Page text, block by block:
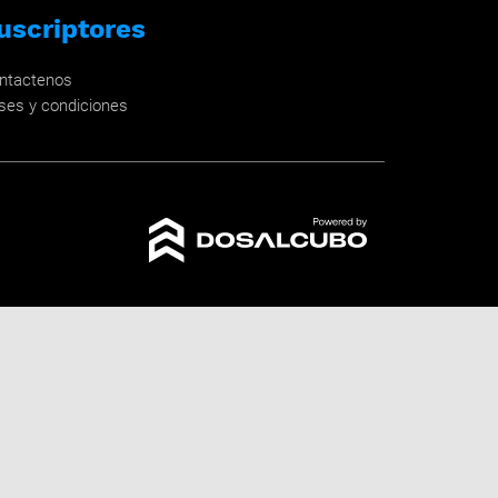
y condiciones